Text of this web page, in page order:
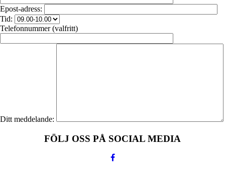
Epost-adress:
Tid:
Telefonnummer (valfritt)
Ditt meddelande:
FÖLJ OSS PÅ SOCIAL MEDIA